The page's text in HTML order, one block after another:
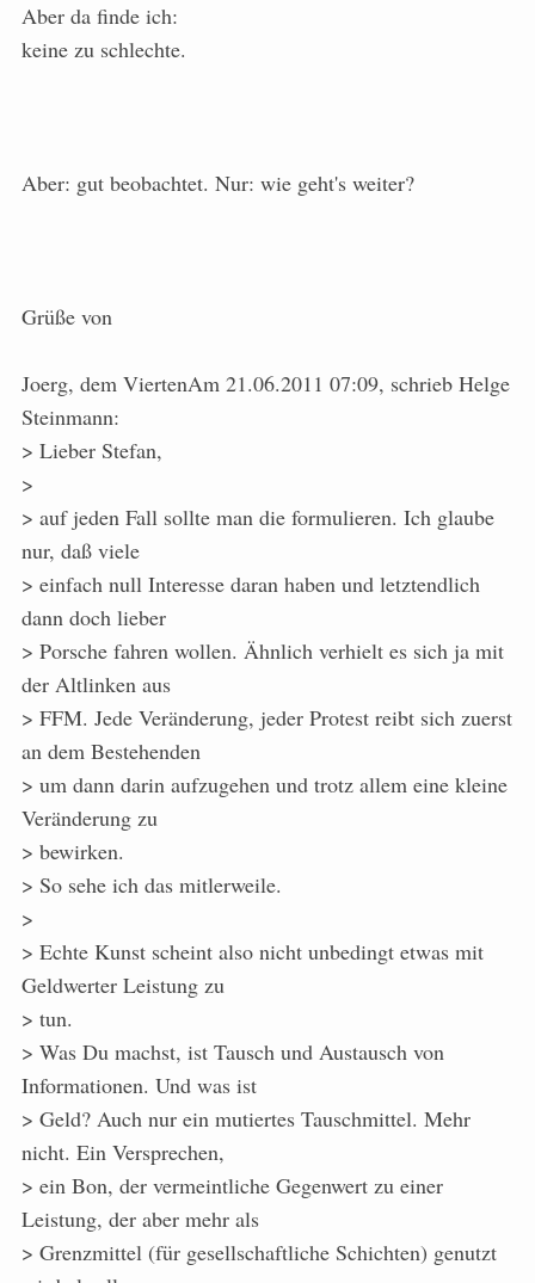
Aber da finde ich:
keine zu schlechte.
Aber: gut beobachtet. Nur: wie geht's weiter?
Grüße von
Joerg, dem ViertenAm 21.06.2011 07:09, schrieb Helge
Steinmann:
> Lieber Stefan,
>
> auf jeden Fall sollte man die formulieren. Ich glaube
nur, daß viele
> einfach null Interesse daran haben und letztendlich
dann doch lieber
> Porsche fahren wollen. Ähnlich verhielt es sich ja mit
der Altlinken aus
> FFM. Jede Veränderung, jeder Protest reibt sich zuerst
an dem Bestehenden
> um dann darin aufzugehen und trotz allem eine kleine
Veränderung zu
> bewirken.
> So sehe ich das mitlerweile.
>
> Echte Kunst scheint also nicht unbedingt etwas mit
Geldwerter Leistung zu
> tun.
> Was Du machst, ist Tausch und Austausch von
Informationen. Und was ist
> Geld? Auch nur ein mutiertes Tauschmittel. Mehr
nicht. Ein Versprechen,
> ein Bon, der vermeintliche Gegenwert zu einer
Leistung, der aber mehr als
> Grenzmittel (für gesellschaftliche Schichten) genutzt